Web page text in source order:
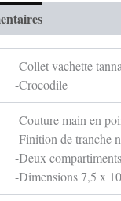
-Collet vachette
-Crocodile
-Couture main en
-Finition de tranche
-Deux
-Dimensions 7,5 x